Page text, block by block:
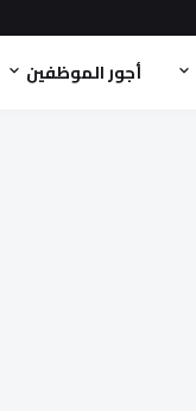
أجور الموظفين